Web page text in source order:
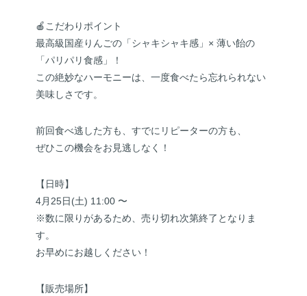
🍎こだわりポイント
最高級国産りんごの「シャキシャキ感」× 薄い飴の
「パリパリ食感」！
この絶妙なハーモニーは、一度食べたら忘れられない
美味しさです。
前回食べ逃した方も、すでにリピーターの方も、
ぜひこの機会をお見逃しなく！
【日時】
4月25日(土) 11:00 〜
※数に限りがあるため、売り切れ次第終了となりま
す。
お早めにお越しください！
【販売場所】